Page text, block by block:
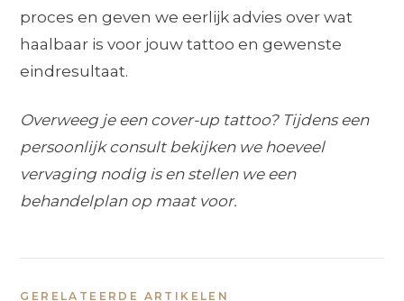
proces en geven we eerlijk advies over wat
haalbaar is voor jouw tattoo en gewenste
eindresultaat.
Overweeg je een cover-up tattoo? Tijdens een
persoonlijk consult bekijken we hoeveel
vervaging nodig is en stellen we een
behandelplan op maat voor.
GERELATEERDE ARTIKELEN